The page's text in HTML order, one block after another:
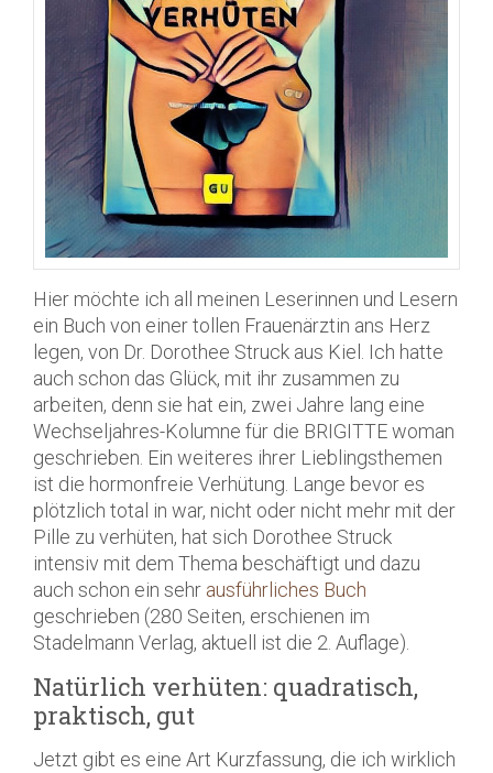
Hier möchte ich all meinen Leserinnen und Lesern
ein Buch von einer tollen Frauenärztin ans Herz
legen, von Dr. Dorothee Struck aus Kiel. Ich hatte
auch schon das Glück, mit ihr zusammen zu
arbeiten, denn sie hat ein, zwei Jahre lang eine
Wechseljahres-Kolumne für die BRIGITTE woman
geschrieben. Ein weiteres ihrer Lieblingsthemen
ist die hormonfreie Verhütung. Lange bevor es
plötzlich total in war, nicht oder nicht mehr mit der
Pille zu verhüten, hat sich Dorothee Struck
intensiv mit dem Thema beschäftigt und dazu
auch schon ein sehr ausführliches Buch
geschrieben (280 Seiten, erschienen im
Stadelmann Verlag, aktuell ist die 2. Auflage).
Natürlich verhüten: quadratisch,
praktisch, gut
Jetzt gibt es eine Art Kurzfassung, die ich wirklich